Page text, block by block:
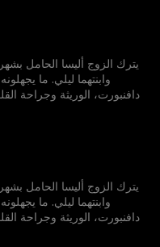
يترك الزوج أليسا الحامل
وابنتهما ليلي. ما
دافنبورت، الوريثة وجراحة
يترك الزوج أليسا الحامل
وابنتهما ليلي. ما
دافنبورت، الوريثة وجراحة